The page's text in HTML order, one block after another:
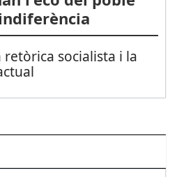
retòrica socialista i la